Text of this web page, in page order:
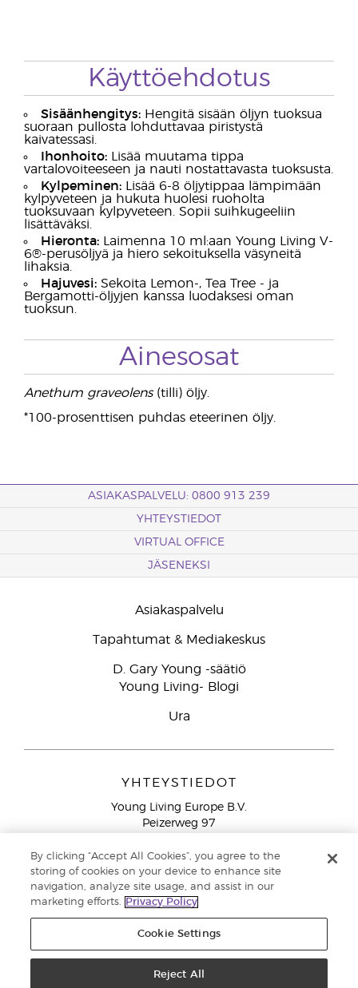
Käyttöehdotus
Sisäänhengitys: Hengitä sisään öljyn tuoksua
suoraan pullosta lohduttavaa piristystä
kaivatessasi.
Ihonhoito: Lisää muutama tippa
vartalovoiteeseen ja nauti nostattavasta tuoksusta.
Kylpeminen: Lisää 6-8 öljytippaa lämpimään
kylpyveteen ja hukuta huolesi ruoholta
tuoksuvaan kylpyveteen. Sopii suihkugeeliin
lisättäväksi.
Hieronta: Laimenna 10 ml:aan Young Living V-
6®-perusöljyä ja hiero sekoituksella väsyneitä
lihaksia.
Hajuvesi: Sekoita Lemon-, Tea Tree - ja
Bergamotti-öljyjen kanssa luodaksesi oman
tuoksun.
Ainesosat
Anethum graveolens(tilli) öljy.
*100-prosenttisen puhdas eteerinen öljy.
ASIAKASPALVELU: 0800 913 239
YHTEYSTIEDOT
VIRTUAL OFFICE
JÄSENEKSI
Asiakaspalvelu
Tapahtumat & Mediakeskus
D. Gary Young -säätiö
Young Living- Blogi
Ura
YHTEYSTIEDOT
Young Living Europe B.V.
Peizerweg 97
Netherlands
Ilmainen yhteydenotto lankanumeroista Suomesta
913 239
Email: asiakaspalvelu@youngliving.com
pidätetään. |Yksityisyydensuoja
By clicking “Accept All Cookies”, you agree to the
storing of cookies on your device to enhance site
navigation, analyze site usage, and assist in our
marketing efforts.
Privacy Policy
Cookie Settings
Reject All